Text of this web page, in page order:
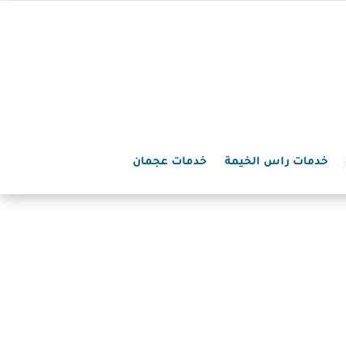
خدمات راس الخيمة خدمات عجمان